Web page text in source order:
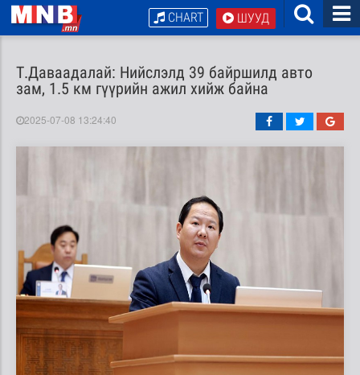
ШУУД
CHART
Т.Даваадалай: Нийслэлд 39 байршилд авто
зам, 1.5 км гүүрийн ажил хийж байна
2025-07-08 13:24:40